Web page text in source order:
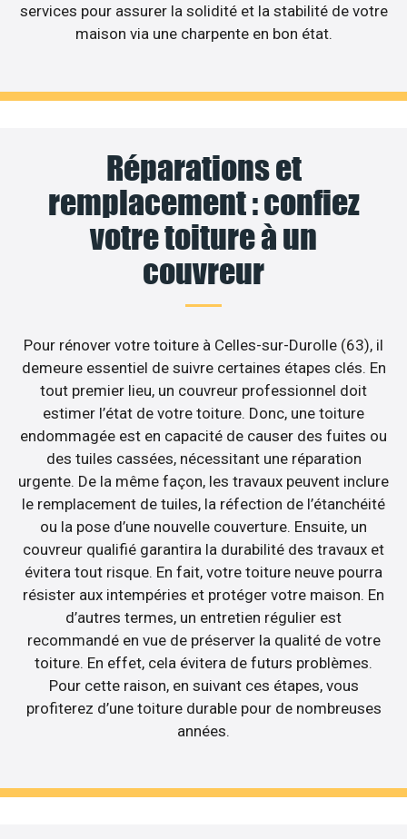
services pour assurer la solidité et la stabilité de votre
maison via une charpente en bon état.
Réparations et
remplacement : confiez
votre toiture à un
couvreur
Pour rénover votre toiture à Celles-sur-Durolle (63), il
demeure essentiel de suivre certaines étapes clés. En
tout premier lieu, un couvreur professionnel doit
estimer l’état de votre toiture. Donc, une toiture
endommagée est en capacité de causer des fuites ou
des tuiles cassées, nécessitant une réparation
urgente. De la même façon, les travaux peuvent inclure
le remplacement de tuiles, la réfection de l’étanchéité
ou la pose d’une nouvelle couverture. Ensuite, un
couvreur qualifié garantira la durabilité des travaux et
évitera tout risque. En fait, votre toiture neuve pourra
résister aux intempéries et protéger votre maison. En
d’autres termes, un entretien régulier est
recommandé en vue de préserver la qualité de votre
toiture. En effet, cela évitera de futurs problèmes.
Pour cette raison, en suivant ces étapes, vous
profiterez d’une toiture durable pour de nombreuses
années.